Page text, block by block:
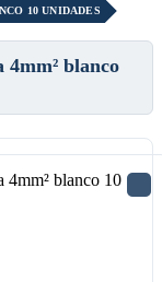
10 UNIDADES
blanco